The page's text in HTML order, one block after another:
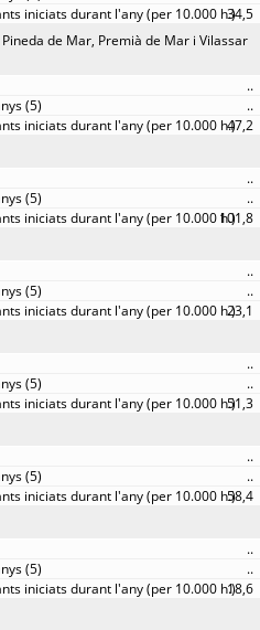
34,5
de Mar, Premià de Mar i Vilassar
..
..
47,2
..
..
101,8
..
..
23,1
..
..
51,3
..
..
58,4
..
..
18,6